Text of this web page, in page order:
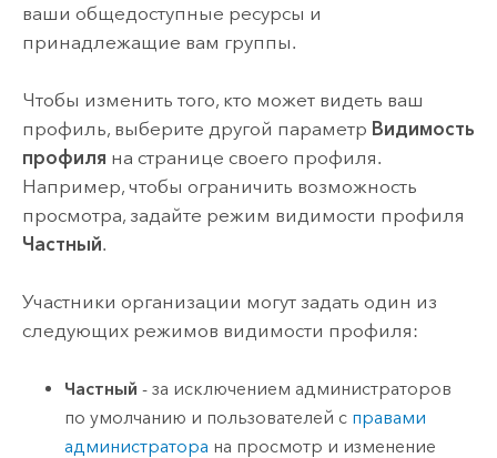
ваши общедоступные ресурсы и
принадлежащие вам группы.
Чтобы изменить того, кто может видеть ваш
профиль, выберите другой параметр Видимость
профиля на странице своего профиля.
Например, чтобы ограничить возможность
просмотра, задайте режим видимости профиля
Частный.
Участники организации могут задать один из
следующих режимов видимости профиля:
Частный - за исключением администраторов
по умолчанию и пользователей с правами
администратора на просмотр и изменение